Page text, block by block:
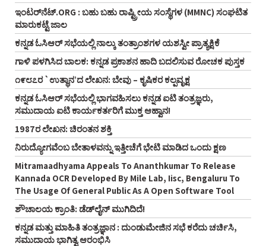
ಇಂಟರ್‌ನೆಟ್‌.ORG : ಬಹು ಬಹು ರಾಷ್ಟ್ರೀಯ ಸಂಸ್ಥೆಗಳ (MMNC) ಸಂಘಟಿತ
ಮಾರುಕಟ್ಟೆ ಜಾಲ
ಕನ್ನಡ ಓಸಿಆರ್‌ ಸಭೆಯಲ್ಲಿ ನಾಲ್ಕು ತಂತ್ರಾಂಶಗಳ ಯಶಸ್ವೀ ಪ್ರಾತ್ಯಕ್ಷಿಕೆ
ಗಾಳಿ ಪಳಗಿಸಿದ ಬಾಲಕ: ಕನ್ನಡ ಪ್ರಕಾಶನ ಹಾದಿ ಬದಲಿಸುವ ರೋಚಕ ಪುಸ್ತಕ
೧೯೮೭ರ `ಉತ್ಥಾನ’ದ ಲೇಖನ: ಬೇವು – ಕೃಷಿಕರ ಕಲ್ಪವೃಕ್ಷ
ಕನ್ನಡ ಓಸಿಆರ್‌ ಸಭೆಯಲ್ಲಿ ಭಾಗವಹಿಸಲು ಕನ್ನಡ ಐಟಿ ತಂತ್ರಜ್ಞರು,
ಸಮುದಾಯ ಐಟಿ ಕಾರ್ಯಕರ್ತರಿಗೆ ಮುಕ್ತ ಆಹ್ವಾನ!
1987ರ ಲೇಖನ: ಚಿರಂತನ ಶಕ್ತಿ
ನಿರುದ್ಯೋಗವೆಂಬ ಬೇತಾಳವನ್ನು ಇತ್ತೀಚೆಗೆ ಭೇಟಿ ಮಾಡಿದ ಒಂದು ಕ್ಷಣ
Mitramaadhyama Appeals To Ananthkumar To Release
Kannada OCR Developed By Mile Lab, Iisc, Bengaluru To
The Usage Of General Public As A Open Software Tool
ಶೌಚಾಲಯ ಕ್ರಾಂತಿ: ಡೆಡ್‌ಲೈನ್ ಮುಗಿದಿದೆ!
ಕನ್ನಡ ಮತ್ತು ಮಾಹಿತಿ ತಂತ್ರಜ್ಞಾನ : ದುಂಡುಮೇಜಿನ ಸಭೆ ಕರೆದು ಚರ್ಚಿಸಿ,
ಸಮುದಾಯ ಭಾಗಿತ್ವ ಆರಂಭಿಸಿ